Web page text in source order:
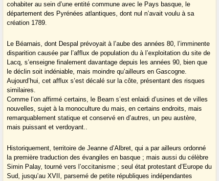
cohabiter au sein d’une entité commune avec le Pays basque, le
département des Pyrénées atlantiques, dont nul n’avait voulu à sa
création 1789.
Le Béarnais, dont Despal prévoyait à l’aube des années 80, l’imminente
disparition causée par l’afflux de population du à l’exploitation du site de
Lacq, s’enseigne finalement davantage depuis les années 90, bien que
le déclin soit indéniable, mais moindre qu’ailleurs en Gascogne.
Aujourd’hui, cet afflux s’est décalé sur la côte, présentant des risques
similaires.
Comme l’on affirmé certains, le Bearn s’est enlaidi d’usines et de villes
nouvelles, sujet à la monoculture du mais, en certains endroits, mais
remarquablement statique et conservé en d’autres, un peu austère,
mais puissant et verdoyant..
Historiquement, territoire de Jeanne d’Albret, qui a par ailleurs ordonné
la première traduction des évangiles en basque ; mais aussi du célèbre
Simin Palay, tourné vers l’occitanisme ; seul état protestant d’Europe du
Sud, jusqu’au XVII, parsemé de petite républiques indépendantes